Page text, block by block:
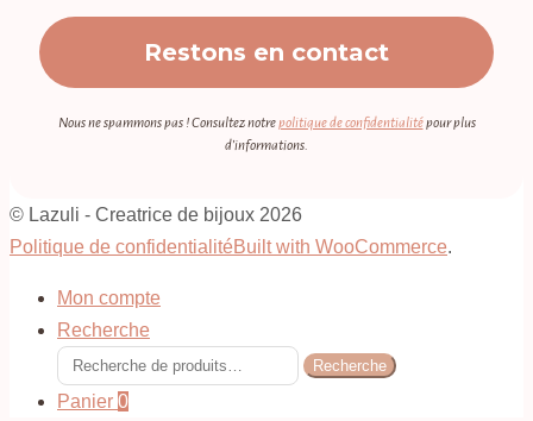
Nous ne spammons pas ! Consultez notrepolitique de confidentialitépour plus
d’informations.
© Lazuli - Creatrice de bijoux 2026
Politique de confidentialitéBuilt with WooCommerce.
Mon compte
Recherche
Recherche
pour :
Recherche
Panier 0